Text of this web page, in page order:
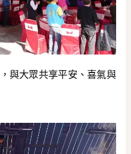
，與大眾共享平安、喜氣與